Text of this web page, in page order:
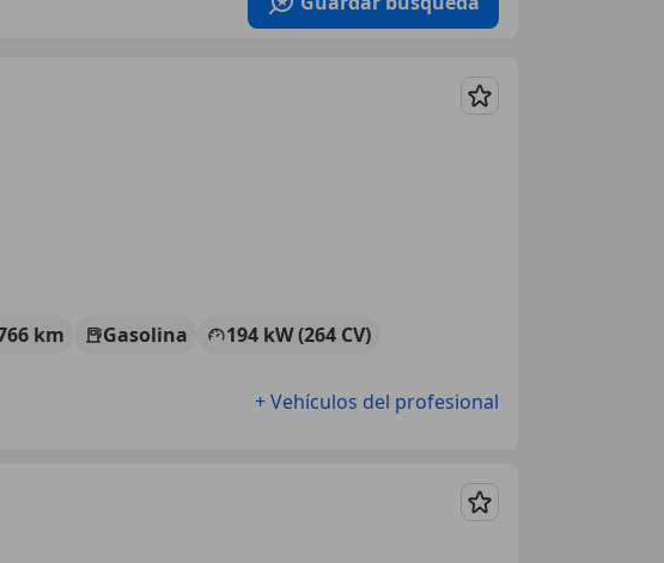
Guardar
km Gasolina
194 kW (264 CV)
+ Vehículos del profesional
Guardar